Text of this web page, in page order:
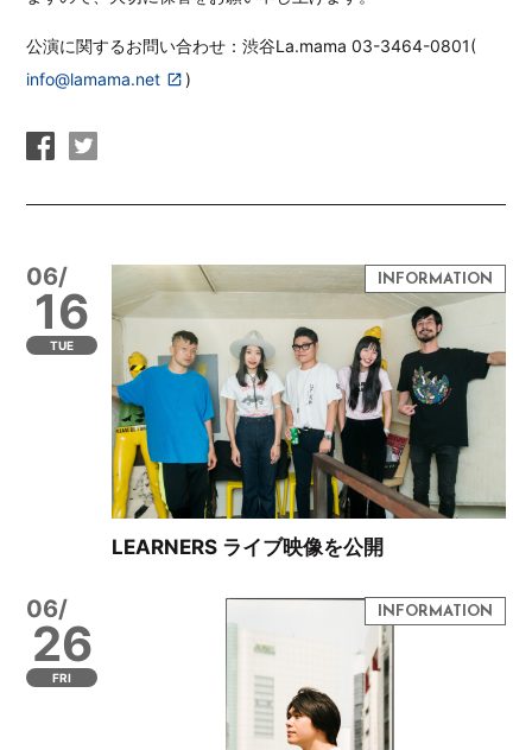
公演に関するお問い合わせ：渋谷La.mama 03-3464-0801(
info@lamama.net
)
06/
16
TUE
LEARNERS ライブ映像を公開
06/
26
FRI